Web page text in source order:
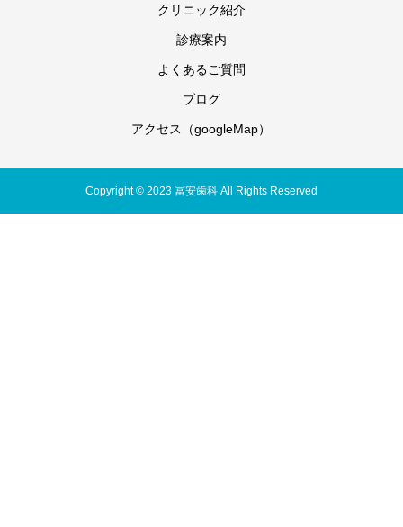
クリニック紹介
診療案内
よくあるご質問
ブログ
アクセス（googleMap）
Copyright © 2023 冨安歯科 All Rights Reserved